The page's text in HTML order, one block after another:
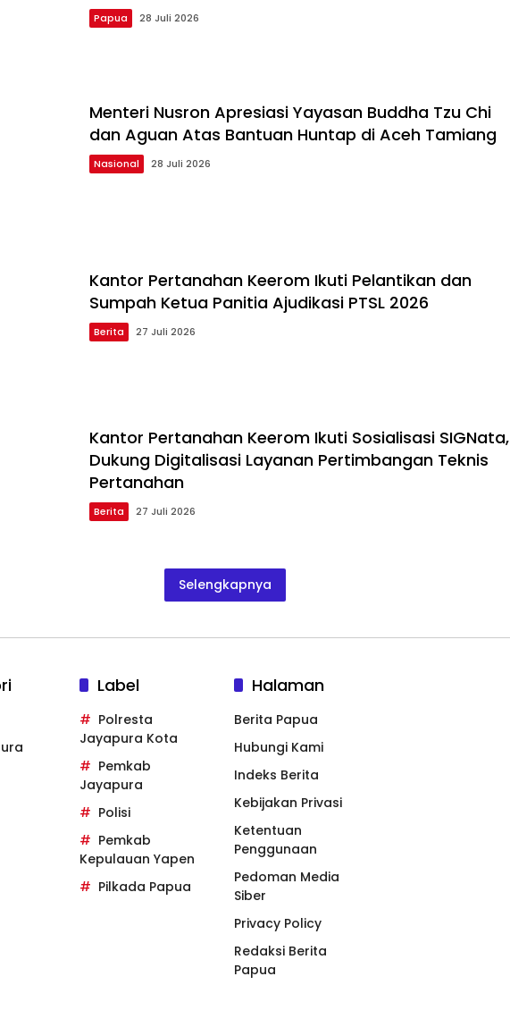
Papua 28 Juli 2026
Menteri Nusron Apresiasi Yayasan Buddha Tzu Chi
dan Aguan Atas Bantuan Huntap di Aceh Tamiang
Nasional 28 Juli 2026
Kantor Pertanahan Keerom Ikuti Pelantikan dan
Sumpah Ketua Panitia Ajudikasi PTSL 2026
Berita 27 Juli 2026
Kantor Pertanahan Keerom Ikuti Sosialisasi SIGNata,
Dukung Digitalisasi Layanan Pertimbangan Teknis
Pertanahan
Berita 27 Juli 2026
Selengkapnya
Label
Polresta
Jayapura Kota
Pemkab
Jayapura
Polisi
Pemkab
Kepulauan Yapen
Pilkada Papua
Halaman
Berita Papua
Hubungi Kami
Indeks Berita
Kebijakan Privasi
Ketentuan
Penggunaan
Pedoman Media
Siber
Privacy Policy
Redaksi Berita
Papua